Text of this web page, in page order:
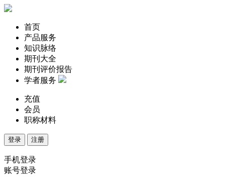
首页
产品服务
知识脉络
期刊大全
期刊评价报告
学者服务
充值
会员
职称材料
登录 注册
手机登录
账号登录